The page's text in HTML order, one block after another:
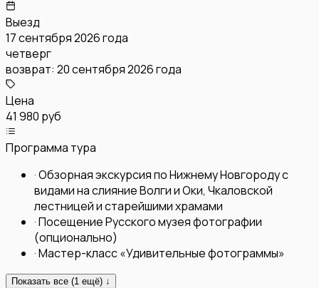
Выезд
17 сентября 2026 года
четверг
возврат: 20 сентября 2026 года
Цена
41 980 руб
Программа тура
·Обзорная экскурсия по Нижнему Новгороду с
видами на слияние Волги и Оки, Чкаловской
лестницей и старейшими храмами
·Посещение Русского музея фотографии
(опционально)
·Мастер-класс «Удивительные фотограммы»
Показать все (1 ещё) ↓